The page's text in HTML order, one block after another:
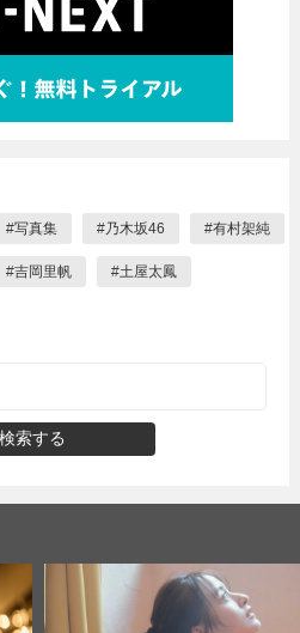
#写真集 #乃木坂46 #有村架純
#吉岡里帆 #土屋太鳳
検索する